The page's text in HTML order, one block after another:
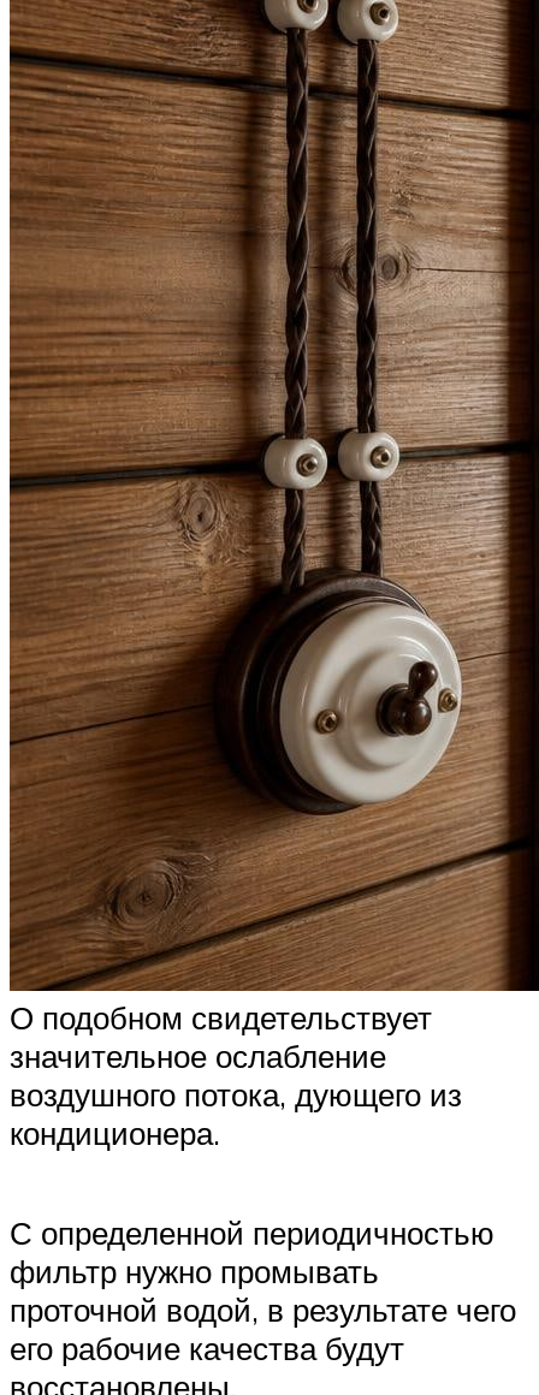
О подобном свидетельствует
значительное ослабление
воздушного потока, дующего из
кондиционера.
С определенной периодичностью
фильтр нужно промывать
проточной водой, в результате чего
его рабочие качества будут
восстановлены.